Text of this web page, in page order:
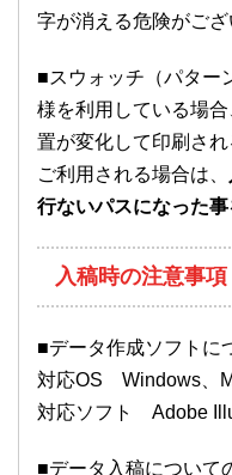
字が消える危険がござ
■スウォッチ（パター
様を利用している場
置が変化して印刷され
ご利用される場合は、
行ないパスになった事
入稿時の注意事項
■データ作成ソフトに
対応OS Windows、
対応ソフト Adobe
■データ入稿について